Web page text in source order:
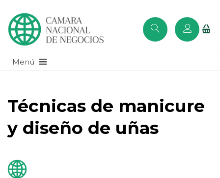
Técnicas de manicure
y diseño de uñas